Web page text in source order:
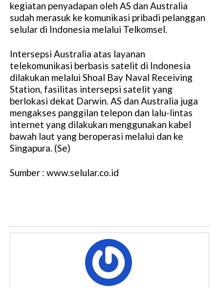
kegiatan penyadapan oleh AS dan Australia
sudah merasuk ke komunikasi pribadi pelanggan
selular di Indonesia melalui Telkomsel.
Intersepsi Australia atas layanan
telekomunikasi berbasis satelit di Indonesia
dilakukan melalui Shoal Bay Naval Receiving
Station, fasilitas intersepsi satelit yang
berlokasi dekat Darwin. AS dan Australia juga
mengakses panggilan telepon dan lalu-lintas
internet yang dilakukan menggunakan kabel
bawah laut yang beroperasi melalui dan ke
Singapura. (Se)
Sumber : www.selular.co.id